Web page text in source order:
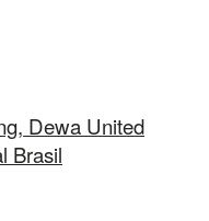
Dewa United
Brasil